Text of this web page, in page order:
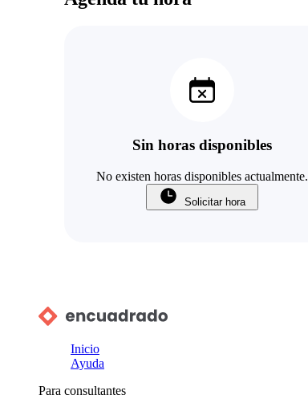
Sin horas disponibles
No existen horas disponibles actualmente.
Solicitar hora
Inicio
Ayuda
Para consultantes